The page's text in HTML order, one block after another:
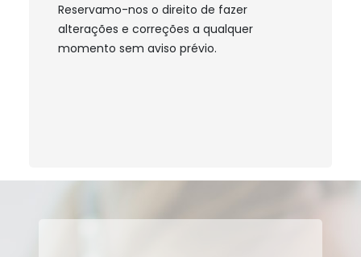
Reservamo-nos o direito de fazer
alterações e correções a qualquer
momento sem aviso prévio.